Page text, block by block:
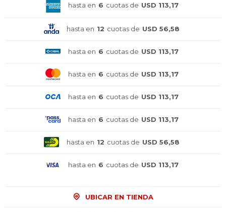
hasta en 6 cuotas de USD 113,17
hasta en 12 cuotas de USD 56,58
hasta en 6 cuotas de USD 113,17
hasta en 6 cuotas de USD 113,17
hasta en 6 cuotas de USD 113,17
hasta en 6 cuotas de USD 113,17
hasta en 12 cuotas de USD 56,58
hasta en 6 cuotas de USD 113,17
UBICAR EN TIENDA